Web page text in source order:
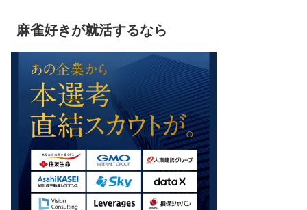
麻雀好きが就活するなら